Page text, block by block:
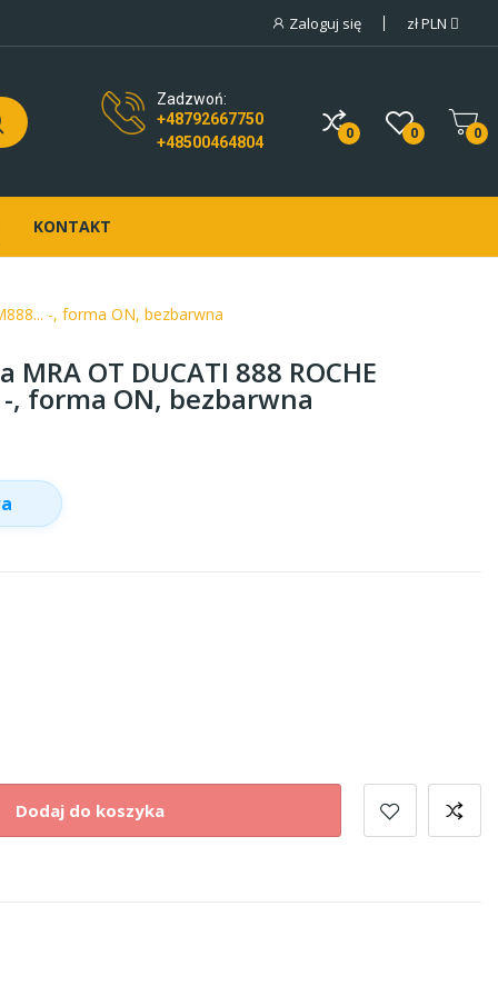
Zaloguj się złPLN
Zadzwoń:
+48792667750
+48500464804
0 0 0
KONTAKT
-, forma ON, bezbarwna
OT DUCATI 888 ROCHE
-, forma ON, bezbarwna
Dodaj do koszyka